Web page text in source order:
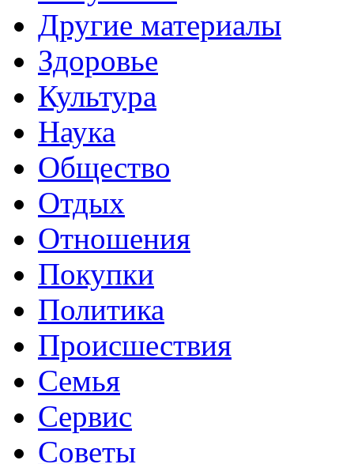
Другие материалы
Здоровье
Культура
Наука
Общество
Отдых
Отношения
Покупки
Политика
Происшествия
Семья
Сервис
Советы